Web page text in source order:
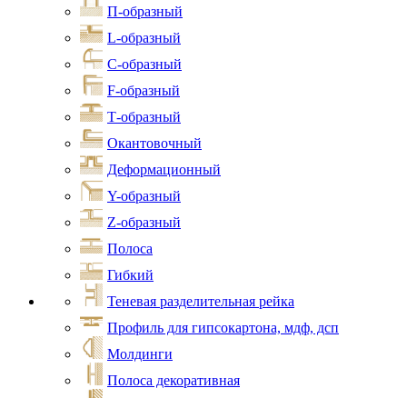
П-образный
L-образный
С-образный
F-образный
Т-образный
Окантовочный
Деформационный
Y-образный
Z-образный
Полоса
Гибкий
Теневая разделительная рейка
Профиль для гипсокартона, мдф, дсп
Молдинги
Полоса декоративная